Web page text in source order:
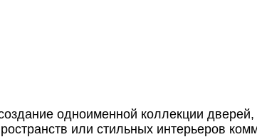
одноименной коллекции
или стильных интерьеров